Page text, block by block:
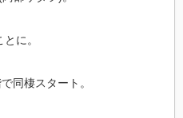
に。
同棲スタート。